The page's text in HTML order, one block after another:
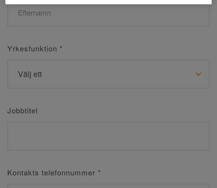
Yrkesfunktion *
Jobbtitel
Kontakts telefonnummer *